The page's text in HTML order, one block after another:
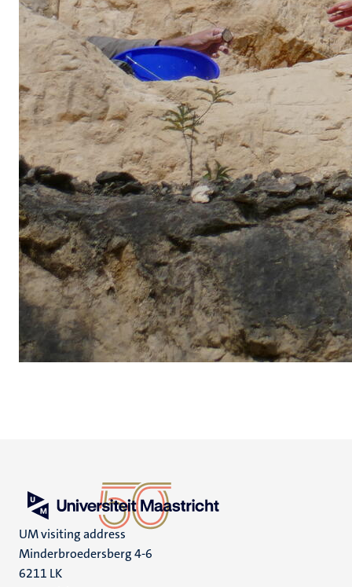
UM visiting address
Minderbroedersberg 4-6
6211 LK